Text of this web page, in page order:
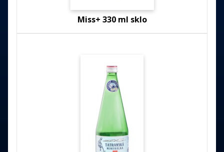
Miss+ 330 ml sklo